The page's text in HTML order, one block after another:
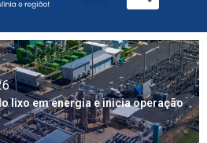
lixo em energia e inicia operação